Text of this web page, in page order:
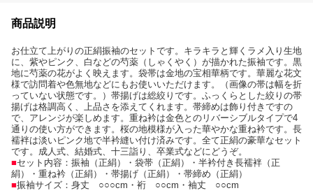
商品説明
お仕立て上がりの正絹振袖のセットです。キラキラと輝くラメ入り生地
に、紫やピンク、白などの芍薬（しゃくやく）が描かれた振袖です。黒
地に芍薬の花がよく映えます。袋帯は金地の宝相華柄です。華麗な花文
様で訪問着や色無地などにもお使いいただけます。（画像の帯は幅を折
っていない状態です。）帯揚げは総絞りです。ふっくらとした絞りの帯
揚げは格調高く、上品さを添えてくれます。帯締めは飾り付きですの
で、アレンジが楽しめます。重ね衿は金色とのリバーシブルタイプで4
通りの使い方ができます。桜の地模様が入った華やかな重ね衿です。長
襦袢は淡いピンク地で半衿縫い付け済みです。全て正絹の豪華なセット
です。成人式、結婚式、十三詣り、卒業式などにどうぞ。
■セット内容：振袖（正絹）・袋帯（正絹）・半衿付き長襦袢（正
絹）・重ね衿（正絹）・帯揚げ（正絹）・帯締め（正絹）
■振袖サイズ：身丈 ○○○cm・裄 ○○cm・袖丈 ○○cm